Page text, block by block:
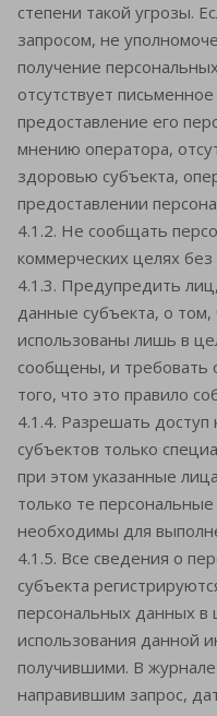
степени такой угрозы.
запросом, не
получение
отсутствует
предоставление его
мнению оператора,
здоровью субъекта,
предоставлении
4.1.2. Не сообщать
коммерческих целях без
4.1.3. Предупредить
данные субъекта, о
использованы лишь в
сообщены, и требовать
того, что это правило
4.1.4. Разрешать
субъектов только
при этом указанные
только те
необходимы для
4.1.5. Все сведения о
субъекта
персональных данных в
использования данной
получившими. В
направившим запрос,